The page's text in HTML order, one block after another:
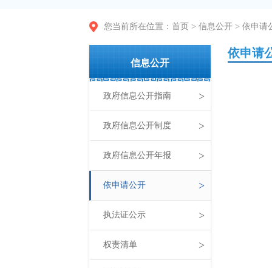
您当前所在位置： 首页 > 信息公开 > 依申请
信息公开
政府信息公开指南 >
政府信息公开制度 >
政府信息公开年报 >
依申请公开 >
执法证公示 >
权责清单 >
依申请